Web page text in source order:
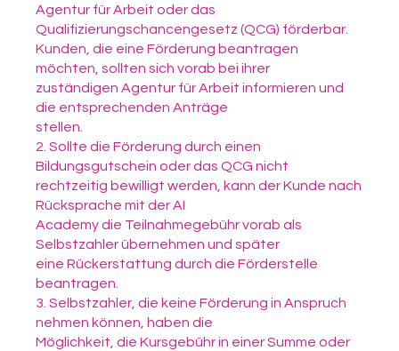
Agentur für Arbeit oder das
Qualifizierungschancengesetz (QCG) förderbar.
Kunden, die eine Förderung beantragen
möchten, sollten sich vorab bei ihrer
zuständigen Agentur für Arbeit informieren und
die entsprechenden Anträge
stellen.
2. Sollte die Förderung durch einen
Bildungsgutschein oder das QCG nicht
rechtzeitig bewilligt werden, kann der Kunde nach
Rücksprache mit der AI
Academy die Teilnahmegebühr vorab als
Selbstzahler übernehmen und später
eine Rückerstattung durch die Förderstelle
beantragen.
3. Selbstzahler, die keine Förderung in Anspruch
nehmen können, haben die
Möglichkeit, die Kursgebühr in einer Summe oder